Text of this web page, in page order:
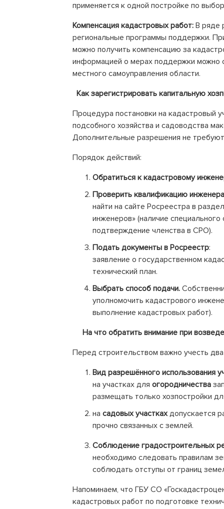
применяется к одной постройке по
Компенсация кадастровых работ: В ряде
региональные программы поддержки.
можно получить компенсацию за
информацией о мерах поддержки можно
местного самоуправления области.
Как зарегистрировать капитальную
Процедура постановки на кадастровый
подсобного хозяйства и садоводства
Дополнительные разрешения не
Порядок действий:
Обратиться к кадастровому
Проверить квалификацию
найти на сайте Росреестра в
инженеров» (наличие
подтверждение членства в СРО).
Подать документы в Росреестр:
заявление о государственном
технический план.
Выбрать способ подачи.
уполномочить кадастрового
выполнение кадастровых работ).
На что обратить внимание при
Перед строительством важно учесть
Вид разрешённого использования
на участках для огородничества
размещать только хозпостройки
на садовых участкахдопускается
прочно связанных с землей.
Соблюдение градостроительных
необходимо следовать правилам
соблюдать отступы от границ
Напоминаем, что ГБУ СО
кадастровых работ по подготовке